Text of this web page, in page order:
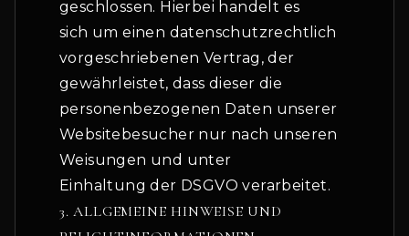
geschlossen. Hierbei handelt es
sich um einen datenschutzrechtlich
vorgeschriebenen Vertrag, der
gewährleistet, dass dieser die
personenbezogenen Daten unserer
Websitebesucher nur nach unseren
Weisungen und unter
Einhaltung der DSGVO verarbeitet.
3. ALLGEMEINE HINWEISE UND